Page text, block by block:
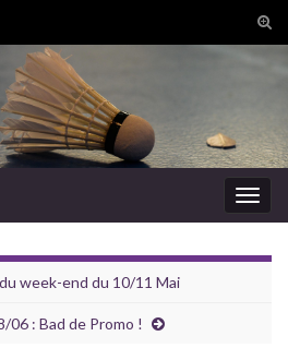
week-end du 10/11 Mai
06 : Bad de Promo !